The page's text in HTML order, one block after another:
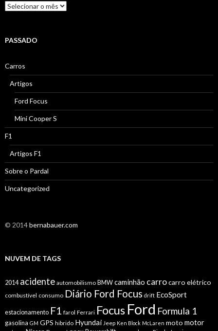
Linha
do
PASSADO
Carros
Artigos
Ford Focus
Mini Cooper S
F1
Artigos F1
Sobre o Pardal
Uncategorized
© 2014bernabauer.com
NUVEM DE TAGS
2014 acidente automobilismo BMW caminhão carrocarro elétrico
combustível consumo Diário Ford Focus drift EcoSport
estacionamento F1 farol Ferrari Focus Ford Formula 1
gasolina GM GPS hibrido Hyundai Jeep Ken Block McLaren moto motor